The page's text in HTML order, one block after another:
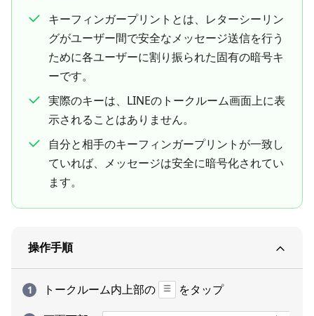
キーフィンガープリントとは、レターシーリン
グがユーザー間で安全なメッセージ送信を行う
ために各ユーザーに割り振られた固有の暗号キ
ーです。
実際のキーは、LINEのトークルーム画面上に表
示されることはありません。
自分と相手のキーフィンガープリントが一致し
ていれば、メッセージは安全に暗号化されてい
ます。
操作手順
トークルーム内上部の
をタップ